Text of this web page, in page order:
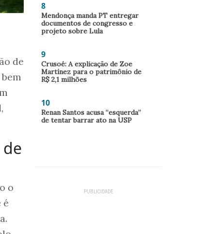
de
bem
o
é
8
Mendonça manda PT entregar
documentos de congresso e
projeto sobre Lula
9
Crusoé: A explicação de Zoe
Martínez para o patrimônio de
R$ 2,1 milhões
10
Renan Santos acusa “esquerda”
de tentar barrar ato na USP